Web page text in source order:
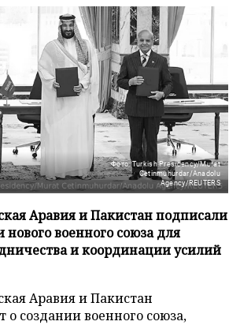
Фото: Turkish Presidency/Murat
Cetinmuhurdar/Anadolu
Agency/REUTERS
Аравия и Пакистан подписали
нового военного союза для
и координации усилий
Аравия и Пакистан
о создании военного союза,